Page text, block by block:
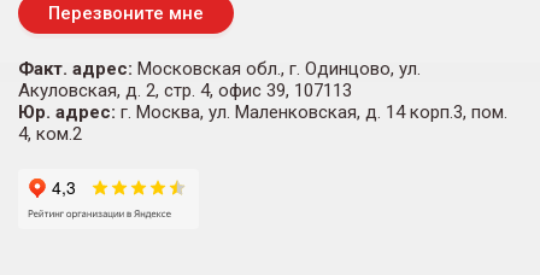
Перезвоните мне
Факт. адрес: Московская обл., г. Одинцово, ул.
Акуловская, д. 2, стр. 4, офис 39, 107113
Юр. адрес: г. Москва, ул. Маленковская, д. 14 корп.3, пом.
4, ком.2